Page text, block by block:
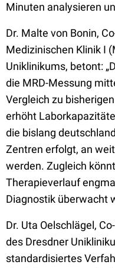
Minuten analysieren
Dr. Malte von Bonin,
Medizinischen Klinik I
Uniklinikums, betont:
die MRD-Messung
Vergleich zu
erhöht
die bislang
Zentren erfolgt, an
werden. Zugleich
Therapieverlauf
Diagnostik überwacht
Dr. Uta Oelschlägel,
des Dresdner
standardisiertes